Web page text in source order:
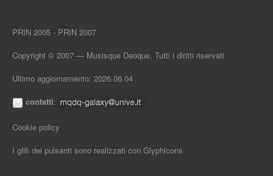
PRIN 2005 - PRIN 2007
Copyright © 2007 — Musisque Deoque. Tutti i diritti riservati
Ultimo aggiornamento: 2026.06.04
contatti:
Cookie policy
I glifi dei pulsanti sono realizzati con Glyphicons